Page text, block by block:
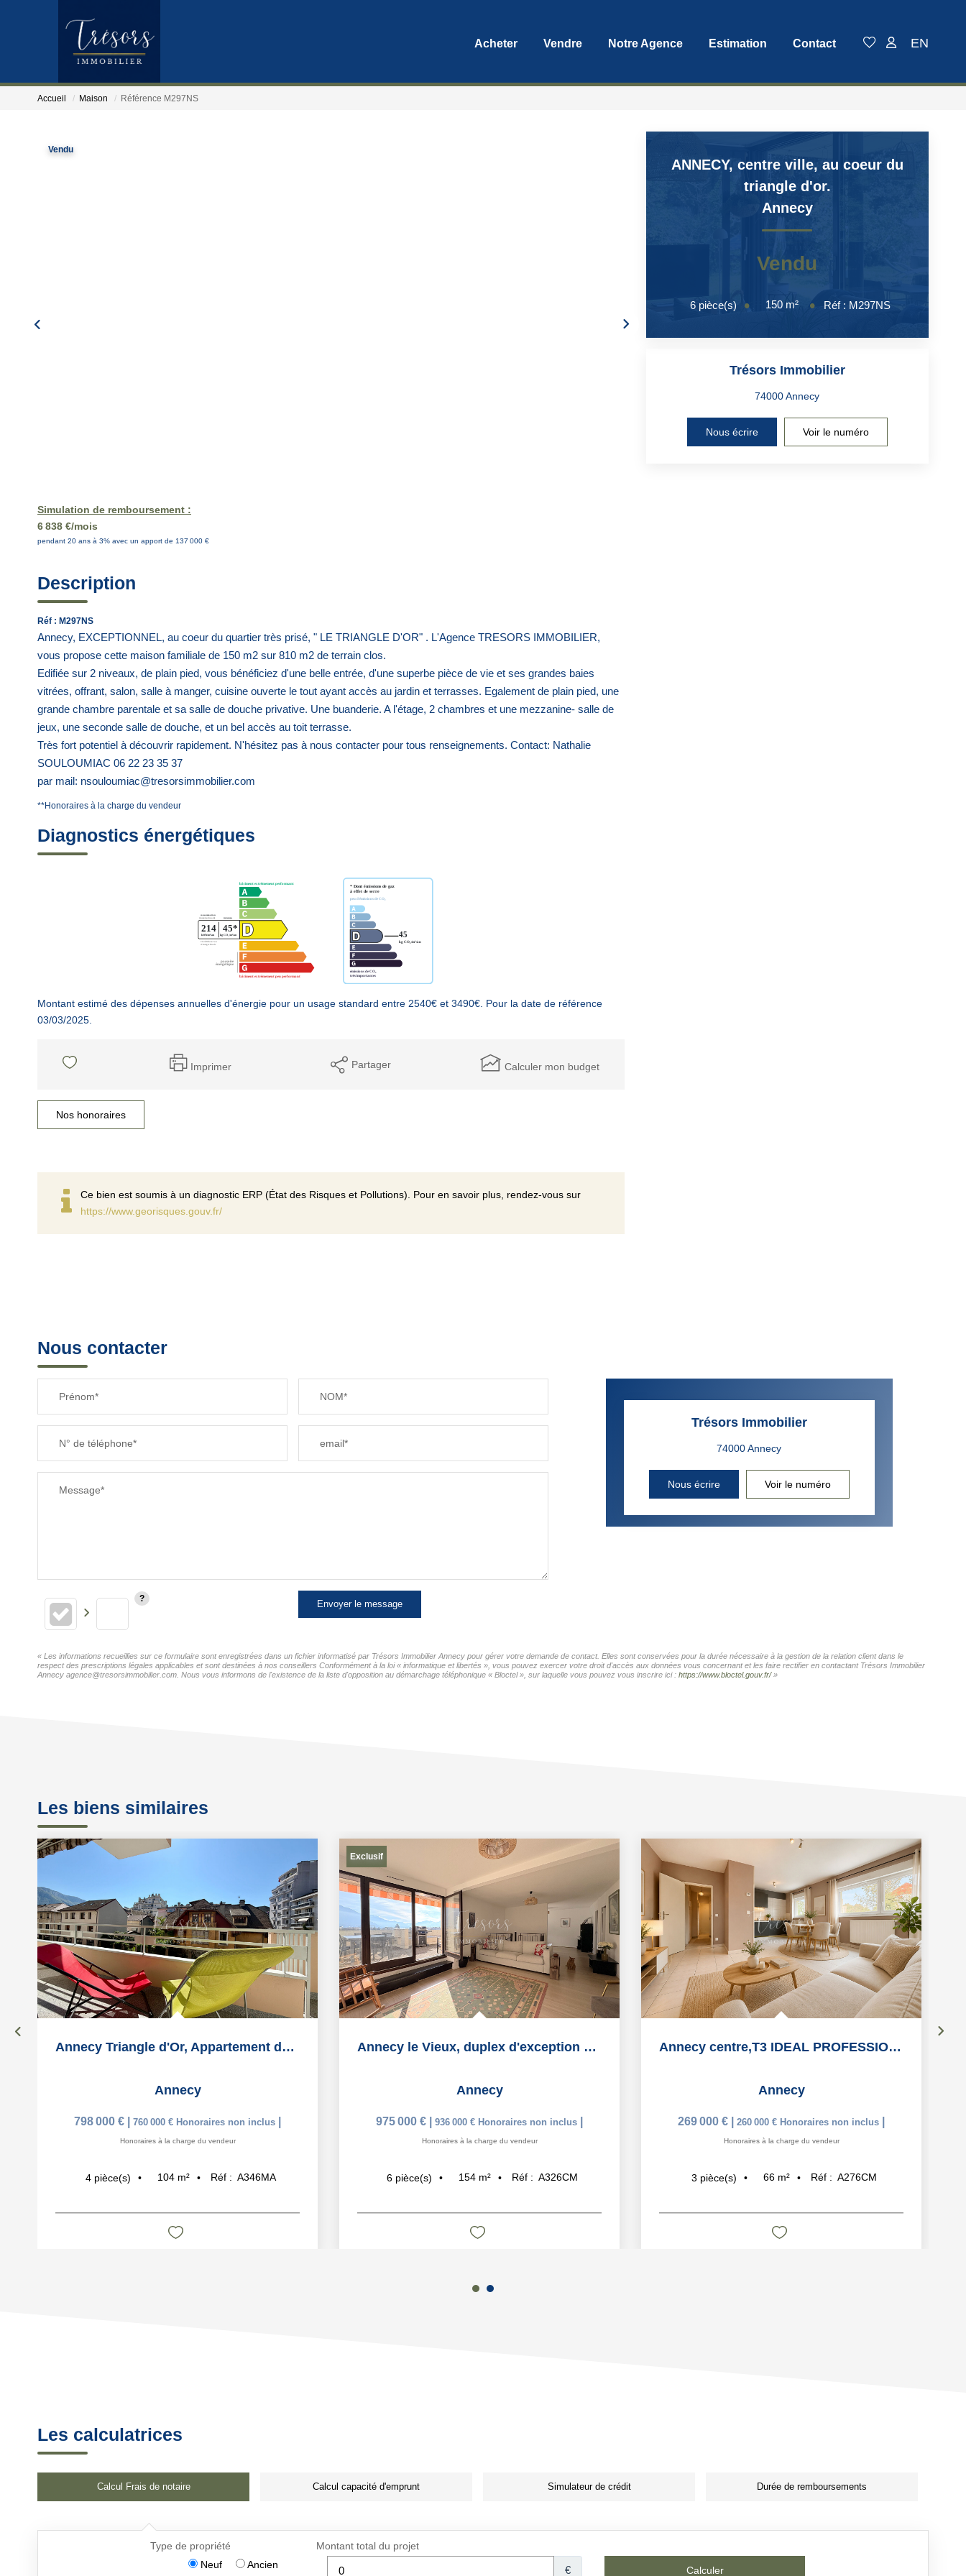
Acheter Vendre Notre Agence Estimation Contact EN
Accueil Maison Référence M297NS
Vendu
Simulation de remboursement :
6 838 €/mois
pendant 20 ans à 3% avec un apport de 137 000 €
Description
Réf : M297NS
Annecy, EXCEPTIONNEL, au coeur du quartier très prisé, " LE TRIANGLE D'OR" . L'Agence TRESORS IMMOBILIER,
vous propose cette maison familiale de 150 m2 sur 810 m2 de terrain clos.
Edifiée sur 2 niveaux, de plain pied, vous bénéficiez d'une belle entrée, d'une superbe pièce de vie et ses grandes baies
vitrées, offrant, salon, salle à manger, cuisine ouverte le tout ayant accès au jardin et terrasses. Egalement de plain pied, une
grande chambre parentale et sa salle de douche privative. Une buanderie. A l'étage, 2 chambres et une mezzanine- salle de
jeux, une seconde salle de douche, et un bel accès au toit terrasse.
Très fort potentiel à découvrir rapidement. N'hésitez pas à nous contacter pour tous renseignements. Contact: Nathalie
SOULOUMIAC 06 22 23 35 37
par mail: nsouloumiac@tresorsimmobilier.com
**Honoraires à la charge du vendeur
Diagnostics énergétiques
Montant estimé des dépenses annuelles d'énergie pour un usage standard entre 2540€ et 3490€. Pour la date de référence
03/03/2025.
Imprimer Partager Calculer mon budget
Nos honoraires
Ce bien est soumis à un diagnostic ERP (État des Risques et Pollutions). Pour en savoir plus, rendez-vous sur
https://www.georisques.gouv.fr/
ANNECY, centre ville, au coeur du
triangle d'or.
Annecy
Vendu
6 pièce(s) 150 m² Réf : M297NS
Trésors Immobilier
Nous écrire Voir le numéro
Nous contacter
Prénom* NOM*
N° de téléphone* email*
Message*
Envoyer le message
Trésors Immobilier
Nous écrire Voir le numéro
« Les informations recueillies sur ce formulaire sont enregistrées dans un fichier informatisé par Trésors Immobilier Annecy pour gérer votre demande de contact. Elles sont conservées pour la durée nécessaire à la gestion de la relation client dans le
respect des prescriptions légales applicables et sont destinées à nos conseillers Conformément à la loi « informatique et libertés », vous pouvez exercer votre droit d'accès aux données vous concernant et les faire rectifier en contactant Trésors Immobilier
Annecy agence@tresorsimmobilier.com. Nous vous informons de l'existence de la liste d'opposition au démarchage téléphonique « Bloctel », sur laquelle vous pouvez vous inscrire ici : https://www.bloctel.gouv.fr/»
Les biens similaires
Annecy Triangle d'Or, Appartement de charme de 104 m2
Annecy
798 000 € 760 000 € Honoraires non inclus
Honoraires à la charge du vendeur
4 pièce(s) 104 m² Réf : A346MA
Exclusif
Annecy le Vieux, duplex d'exception en attique de 154 m2
Annecy
975 000 € 936 000 € Honoraires non inclus
Honoraires à la charge du vendeur
6 pièce(s) 154 m² Réf : A326CM
Annecy centre,T3 IDEAL PROFESSION LIBERALE !! 66m2
Annecy
269 000 € 260 000 € Honoraires non inclus
Honoraires à la charge du vendeur
3 pièce(s) 66 m² Réf : A276CM
Les calculatrices
Calcul Frais de notaire Calcul capacité d'emprunt Simulateur de crédit Durée de remboursements